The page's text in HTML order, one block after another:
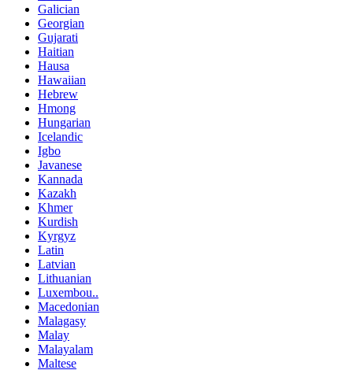
Galician
Georgian
Gujarati
Haitian
Hausa
Hawaiian
Hebrew
Hmong
Hungarian
Icelandic
Igbo
Javanese
Kannada
Kazakh
Khmer
Kurdish
Kyrgyz
Latin
Latvian
Lithuanian
Luxembou..
Macedonian
Malagasy
Malay
Malayalam
Maltese